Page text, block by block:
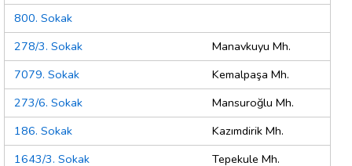
800. Sokak
278/3. Sokak
Manavkuyu Mh.
7079. Sokak
Kemalpaşa Mh.
273/6. Sokak
Mansuroğlu Mh.
186. Sokak
Kazımdirik Mh.
1643/3. Sokak
Tepekule Mh.